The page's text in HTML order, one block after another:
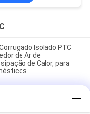
Isolado PTC
de Ar de
de Calor, para
Fan Heater
de